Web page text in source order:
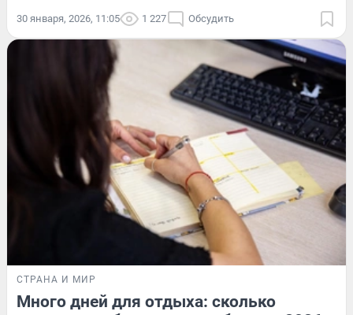
30 января, 2026, 11:05 1 227 Обсудить
СТРАНА И МИР
Много дней для отдыха: сколько